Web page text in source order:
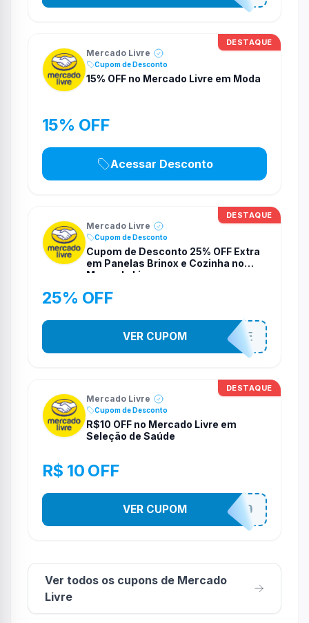
DESTAQUE
Mercado Livre
Cupom de Desconto
15% OFF no Mercado Livre em Moda
15% OFF
Acessar Desconto
DESTAQUE
Mercado Livre
Cupom de Desconto
Cupom de Desconto 25% OFF Extra
em Panelas Brinox e Cozinha no
Mercado Livre
25% OFF
APROVEITAHOJE
VER CUPOM
DESTAQUE
Mercado Livre
Cupom de Desconto
R$10 OFF no Mercado Livre em
Seleção de Saúde
R$ 10 OFF
SAUDE10
VER CUPOM
Ver todos os cupons de Mercado
Livre